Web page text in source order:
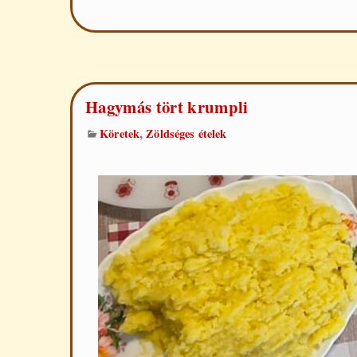
Hagymás tört krumpli
Köretek,Zöldséges ételek